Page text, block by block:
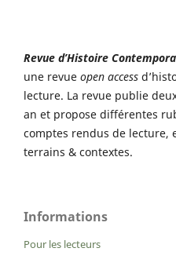
Revue d’Histoire
une revue open access
lecture. La revue publie
an et propose différentes
comptes rendus de lecture,
terrains & contextes.
Informations
Pour les lecteurs